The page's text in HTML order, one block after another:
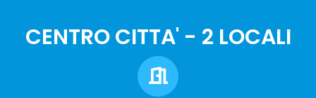
CENTRO CITTA' - 2 LOCALI